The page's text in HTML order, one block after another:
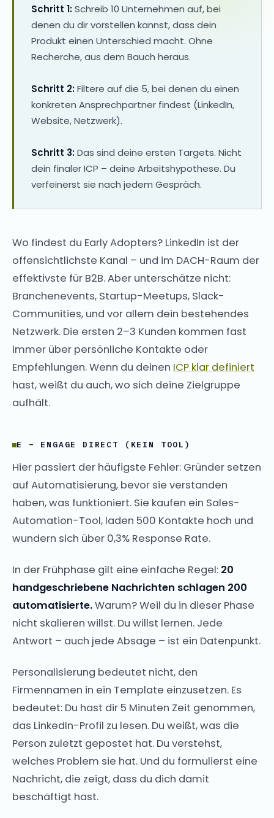
Schritt 1:Schreib 10 Unternehmen auf, bei
denen du dir vorstellen kannst, dass dein
Produkt einen Unterschied macht. Ohne
Recherche, aus dem Bauch heraus.
Schritt 2:Filtere auf die 5, bei denen du einen
konkreten Ansprechpartner findest (LinkedIn,
Website, Netzwerk).
Schritt 3:Das sind deine ersten Targets. Nicht
dein finaler ICP – deine Arbeitshypothese. Du
verfeinerst sie nach jedem Gespräch.
Wo findest du Early Adopters? LinkedIn ist der
offensichtlichste Kanal – und im DACH-Raum der
effektivste für B2B. Aber unterschätze nicht:
Branchenevents, Startup-Meetups, Slack-
Communities, und vor allem dein bestehendes
Netzwerk. Die ersten 2–3 Kunden kommen fast
immer über persönliche Kontakte oder
Empfehlungen. Wenn du deinen ICP klar definiert
hast, weißt du auch, wo sich deine Zielgruppe
aufhält.
E – ENGAGE DIRECT (KEIN TOOL)
Hier passiert der häufigste Fehler: Gründer setzen
auf Automatisierung, bevor sie verstanden
haben, was funktioniert. Sie kaufen ein Sales-
Automation-Tool, laden 500 Kontakte hoch und
wundern sich über 0,3% Response Rate.
In der Frühphase gilt eine einfache Regel: 20
handgeschriebene Nachrichten schlagen 200
automatisierte.Warum? Weil du in dieser Phase
nicht skalieren willst. Du willst lernen. Jede
Antwort – auch jede Absage – ist ein Datenpunkt.
Personalisierung bedeutet nicht, den
Firmennamen in ein Template einzusetzen. Es
bedeutet: Du hast dir 5 Minuten Zeit genommen,
das LinkedIn-Profil zu lesen. Du weißt, was die
Person zuletzt gepostet hat. Du verstehst,
welches Problem sie hat. Und du formulierst eine
Nachricht, die zeigt, dass du dich damit
beschäftigt hast.